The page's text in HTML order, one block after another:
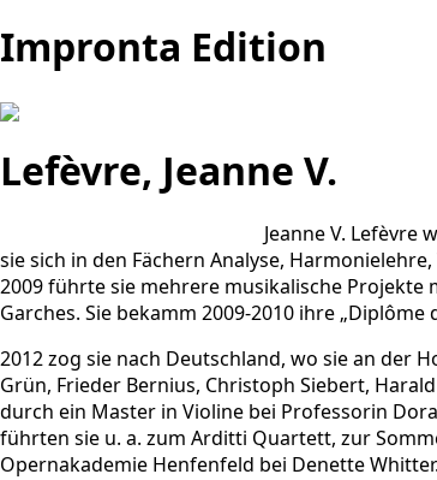
Impronta Edition
Lefèvre, Jeanne V.
Jeanne V.
sie sich in den Fächern Analyse,
2009 führte sie mehrere musikalische
Garches. Sie bekamm 2009-2010 ihre „Diplôme
2012 zog sie nach Deutschland, wo sie an der
Grün, Frieder Bernius, Christoph Siebert,
durch ein Master in Violine bei Professorin
führten sie u. a. zum Arditti Quartett, zur
Opernakademie Henfenfeld bei Denette Whitter.